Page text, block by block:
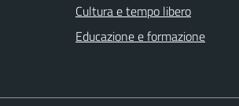
Cultura e tempo libero
Educazione e formazione